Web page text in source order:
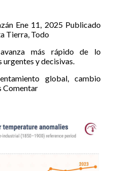
Ene 11, 2025 Publicado
Tierra, Todo
más rápido de lo
y decisivas.
global, cambio
Comentar